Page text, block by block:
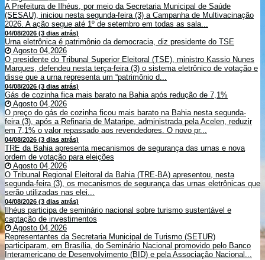
A Prefeitura de Ilhéus, por meio da Secretaria Municipal de Saúde
(SESAU), iniciou nesta segunda-feira (3) a Campanha de Multivacinação
2026. A ação segue até 1º de setembro em todas as sala...
04/08/2026 (3 dias atrás)
Urna eletrônica é patrimônio da democracia, diz presidente do TSE
Agosto 04,2026
O presidente do Tribunal Superior Eleitoral (TSE), ministro Kassio Nunes
Marques, defendeu nesta terça-feira (3) o sistema eletrônico de votação e
disse que a urna representa um “patrimônio d...
04/08/2026 (3 dias atrás)
Gás de cozinha fica mais barato na Bahia após redução de 7,1%
Agosto 04,2026
O preço do gás de cozinha ficou mais barato na Bahia nesta segunda-
feira (3), após a Refinaria de Mataripe, administrada pela Acelen, reduzir
em 7,1% o valor repassado aos revendedores. O novo pr...
04/08/2026 (3 dias atrás)
TRE da Bahia apresenta mecanismos de segurança das urnas e nova
ordem de votação para eleições
Agosto 04,2026
O Tribunal Regional Eleitoral da Bahia (TRE-BA) apresentou, nesta
segunda-feira (3), os mecanismos de segurança das urnas eletrônicas que
serão utilizadas nas elei...
04/08/2026 (3 dias atrás)
Ilhéus participa de seminário nacional sobre turismo sustentável e
captação de investimentos
Agosto 04,2026
Representantes da Secretaria Municipal de Turismo (SETUR)
participaram, em Brasília, do Seminário Nacional promovido pelo Banco
Interamericano de Desenvolvimento (BID) e pela Associação Nacional...